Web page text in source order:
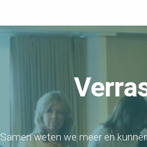
Samen weten we meer en